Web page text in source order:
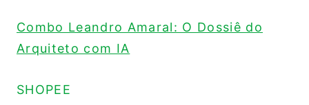
Combo Leandro Amaral: O Dossiê do
Arquiteto com IA
SHOPEE